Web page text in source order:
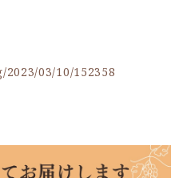
03/10/152358